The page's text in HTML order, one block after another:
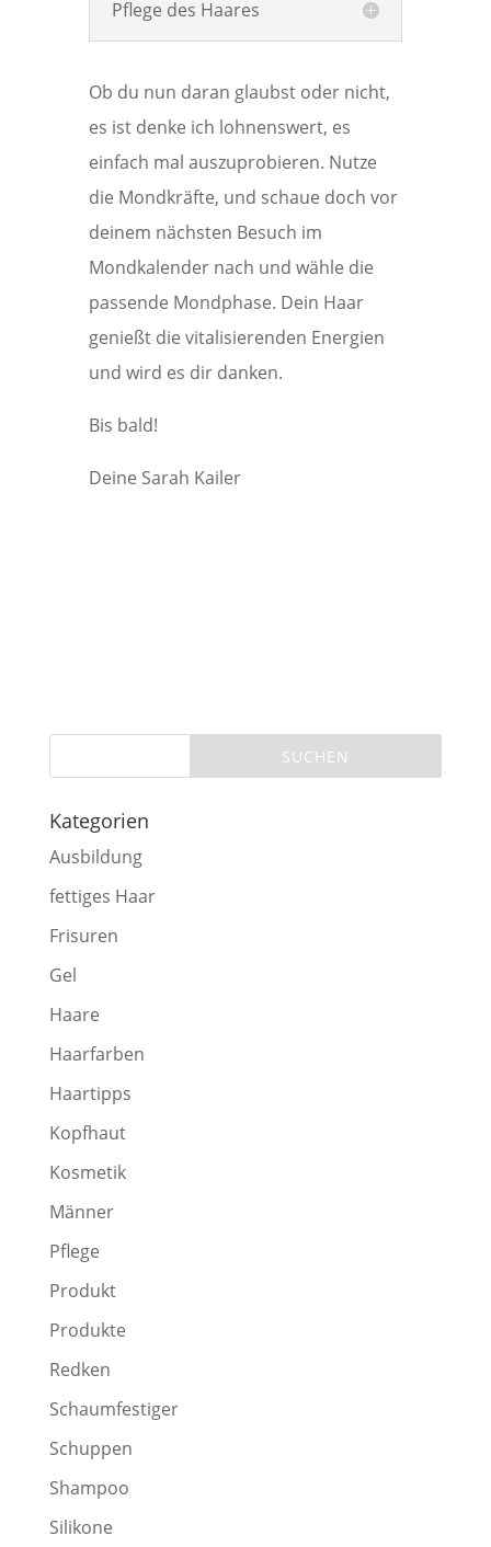
Pflege des Haares
Ob du nun daran glaubst oder nicht,
es ist denke ich lohnenswert, es
einfach mal auszuprobieren. Nutze
die Mondkräfte, und schaue doch vor
deinem nächsten Besuch im
Mondkalender nach und wähle die
passende Mondphase. Dein Haar
genießt die vitalisierenden Energien
und wird es dir danken.
Bis bald!
Deine Sarah Kailer
Kategorien
Ausbildung
fettiges Haar
Frisuren
Gel
Haare
Haarfarben
Haartipps
Kopfhaut
Kosmetik
Männer
Pflege
Produkt
Produkte
Redken
Schaumfestiger
Schuppen
Shampoo
Silikone